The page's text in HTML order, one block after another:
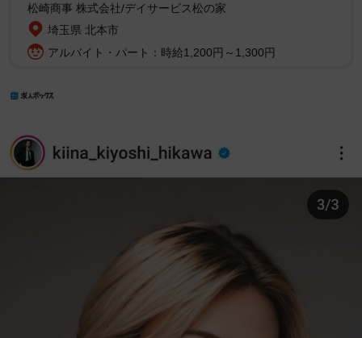
松崎商事 株式会社/デイサービス松の家
埼玉県 北本市
アルバイト・パート：時給1,200円～1,300円